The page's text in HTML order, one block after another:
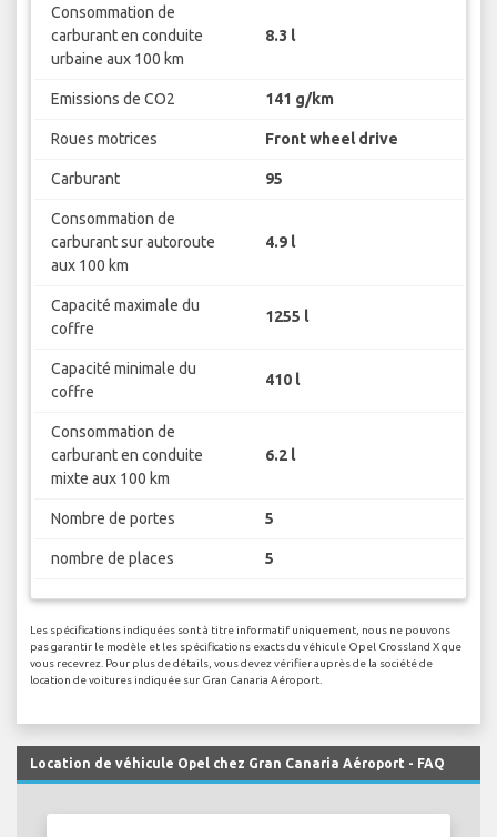
Consommation de
carburant en conduite
urbaine aux 100 km
8.3 l
Emissions de CO2 141 g/km
Roues motrices Front wheel drive
Carburant 95
Consommation de
carburant sur autoroute
aux 100 km
4.9 l
Capacité maximale du
coffre
1255 l
Capacité minimale du
coffre
410 l
Consommation de
carburant en conduite
mixte aux 100 km
6.2 l
Nombre de portes 5
nombre de places 5
Les spécifications indiquées sont à titre informatif uniquement, nous ne pouvons
pas garantir le modèle et les spécifications exacts du véhicule Opel Crossland X que
vous recevrez. Pour plus de détails, vous devez vérifier auprès de la société de
location de voitures indiquée sur Gran Canaria Aéroport.
Location de véhicule Opel chez Gran Canaria Aéroport - FAQ